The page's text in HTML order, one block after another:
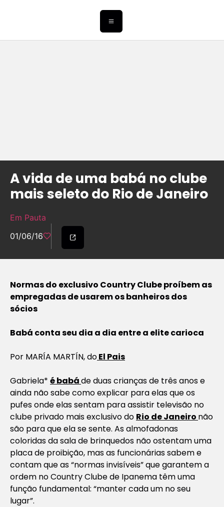
A vida de uma babá no clube
mais seleto do Rio de Janeiro
Em Pauta
01/06/16
Normas do exclusivo Country Clube proíbem as
empregadas de usarem os banheiros dos
sócios
Babá conta seu dia a dia entre a elite carioca
Por MARÍA MARTÍN, doEl Pais
Gabriela* é babáde duas crianças de três anos e
ainda não sabe como explicar para elas que os
pufes onde elas sentam para assistir televisão no
clube privado mais exclusivo do Rio de Janeiro não
são para que ela se sente. As almofadonas
coloridas da sala de brinquedos não ostentam uma
placa de proibição, mas as funcionárias sabem e
contam que as “normas invisíveis” que garantem a
ordem no Country Clube de Ipanema têm uma
função fundamental: “manter cada um no seu
lugar”.